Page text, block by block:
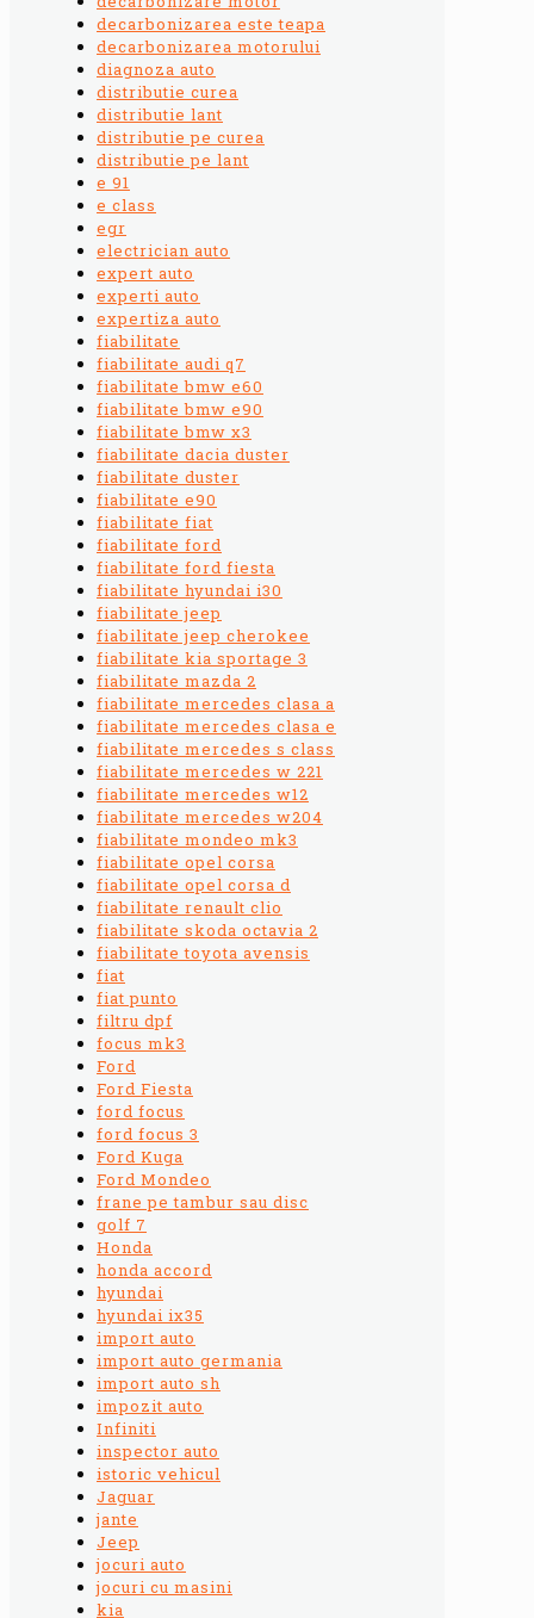
decarbonizarea este teapa
decarbonizarea motorului
diagnoza auto
distributie curea
distributie lant
distributie pe curea
distributie pe lant
e 91
e class
egr
electrician auto
expert auto
experti auto
expertiza auto
fiabilitate
fiabilitate audi q7
fiabilitate bmw e60
fiabilitate bmw e90
fiabilitate bmw x3
fiabilitate dacia duster
fiabilitate duster
fiabilitate e90
fiabilitate fiat
fiabilitate ford
fiabilitate ford fiesta
fiabilitate hyundai i30
fiabilitate jeep
fiabilitate jeep cherokee
fiabilitate kia sportage 3
fiabilitate mazda 2
fiabilitate mercedes clasa a
fiabilitate mercedes clasa e
fiabilitate mercedes s class
fiabilitate mercedes w 221
fiabilitate mercedes w12
fiabilitate mercedes w204
fiabilitate mondeo mk3
fiabilitate opel corsa
fiabilitate opel corsa d
fiabilitate renault clio
fiabilitate skoda octavia 2
fiabilitate toyota avensis
fiat
fiat punto
filtru dpf
focus mk3
Ford
Ford Fiesta
ford focus
ford focus 3
Ford Kuga
Ford Mondeo
frane pe tambur sau disc
golf 7
Honda
honda accord
hyundai
hyundai ix35
import auto
import auto germania
import auto sh
impozit auto
Infiniti
inspector auto
istoric vehicul
Jaguar
jante
Jeep
jocuri auto
jocuri cu masini
kia